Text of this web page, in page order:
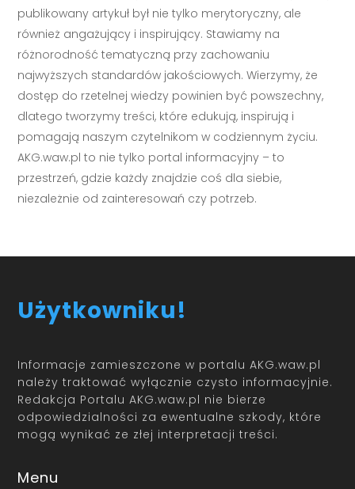
publikowany artykuł był nie tylko merytoryczny, ale
również angażujący i inspirujący. Stawiamy na
różnorodność tematyczną przy zachowaniu
najwyższych standardów jakościowych. Wierzymy, że
dostęp do rzetelnej wiedzy powinien być powszechny,
dlatego tworzymy treści, które edukują, inspirują i
pomagają naszym czytelnikom w codziennym życiu.
AKG.waw.pl to nie tylko portal informacyjny – to
przestrzeń, gdzie każdy znajdzie coś dla siebie,
niezależnie od zainteresowań czy potrzeb.
Użytkowniku!
Informacje zamieszczone w portalu AKG.waw.pl
należy traktować wyłącznie czysto informacyjnie.
Redakcja Portalu AKG.waw.pl nie bierze
odpowiedzialności za ewentualne szkody, które
mogą wynikać ze złej interpretacji treści.
Menu